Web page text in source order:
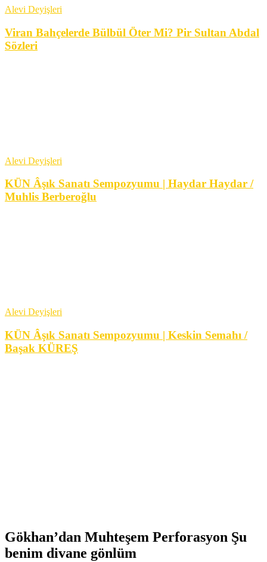
Alevi Deyişleri
Viran Bahçelerde Bülbül Öter Mi? Pir Sultan Abdal
Sözleri
Alevi Deyişleri
KÜN Âşık Sanatı Sempozyumu | Haydar Haydar /
Muhlis Berberoğlu
Alevi Deyişleri
KÜN Âşık Sanatı Sempozyumu | Keskin Semahı /
Başak KÜREŞ
Gökhan’dan Muhteşem Perforasyon Şu
benim divane gönlüm